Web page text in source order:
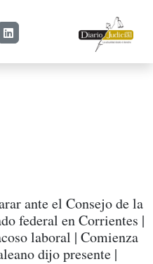
ante el Consejo de la
federal en Corrientes |
laboral | Comienza
dijo presente |